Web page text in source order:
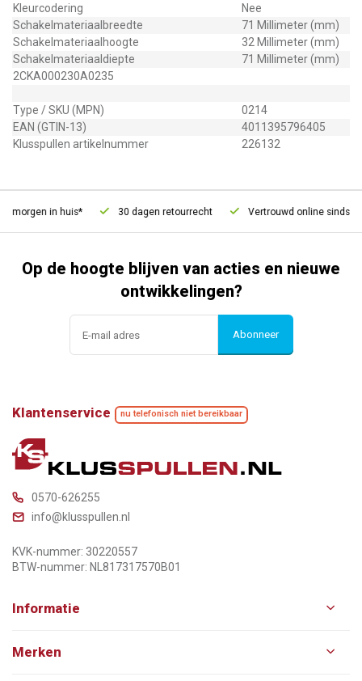
Kleurcodering
Nee
Schakelmateriaalbreedte
71 Millimeter (mm)
Schakelmateriaalhoogte
32 Millimeter (mm)
Schakelmateriaaldiepte
71 Millimeter (mm)
2CKA000230A0235
Type / SKU (MPN)
0214
EAN (GTIN-13)
4011395796405
Klusspullen artikelnummer
226132
morgen in huis* 30 dagen retourrecht Vertrouwd online sinds
Op de hoogte blijven van acties en nieuwe
ontwikkelingen?
Abonneer
Klantenservice nu telefonisch niet bereikbaar
0570-626255
info@klusspullen.nl
KVK-nummer: 30220557
BTW-nummer: NL817317570B01
Informatie
Merken